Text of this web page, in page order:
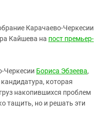
В ЧЕЧНЕ
АКТИВИСТОВ
Карачаево-Черкесии
Кайшева на пост премьер-
Черкесии Бориса Эбзеева,
которая
накопившихся проблем
тащить, но и решать эти